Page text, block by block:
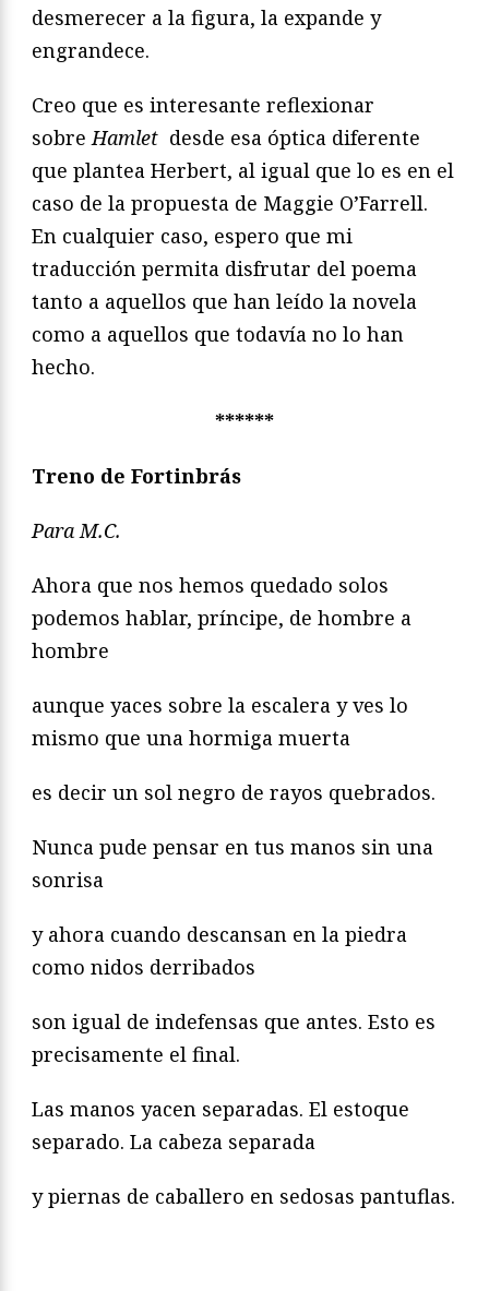
desmerecer a la figura, la expande y
engrandece.
Creo que es interesante reflexionar
sobreHamlet desde esa óptica diferente
que plantea Herbert, al igual que lo es en el
caso de la propuesta de Maggie O’Farrell.
En cualquier caso, espero que mi
traducción permita disfrutar del poema
tanto a aquellos que han leído la novela
como a aquellos que todavía no lo han
hecho.
******
Treno de Fortinbrás
Para M.C.
Ahora que nos hemos quedado solos
podemos hablar, príncipe, de hombre a
hombre
aunque yaces sobre la escalera y ves lo
mismo que una hormiga muerta
es decir un sol negro de rayos quebrados.
Nunca pude pensar en tus manos sin una
sonrisa
y ahora cuando descansan en la piedra
como nidos derribados
son igual de indefensas que antes. Esto es
precisamente el final.
Las manos yacen separadas. El estoque
separado. La cabeza separada
y piernas de caballero en sedosas pantuflas.